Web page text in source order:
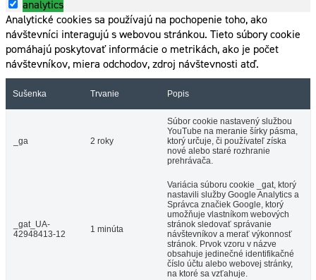
analytics
Analytické cookies sa používajú na pochopenie toho, ako
návštevníci interagujú s webovou stránkou. Tieto súbory cookie
pomáhajú poskytovať informácie o metrikách, ako je počet
návštevníkov, miera odchodov, zdroj návštevnosti atď.
Sušenka Trvanie Popis
_ga 2 roky
Súbor cookie nastavený službou
YouTube na meranie šírky pásma,
ktorý určuje, či používateľ získa
nové alebo staré rozhranie
prehrávača.
_gat_UA-
42948413-12
1 minúta
Variácia súboru cookie _gat, ktorý
nastavili služby Google Analytics a
Správca značiek Google, ktorý
umožňuje vlastníkom webových
stránok sledovať správanie
návštevníkov a merať výkonnosť
stránok. Prvok vzoru v názve
obsahuje jedinečné identifikačné
číslo účtu alebo webovej stránky,
na ktoré sa vzťahuje.